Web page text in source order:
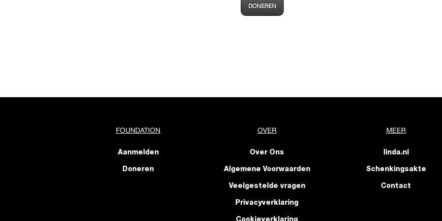
DONEREN
FOUNDATION
Aanmelden
Doneren
OVER
Over Ons
Algemene Voorwaarden
Veelgestelde vragen
Privacyverklaring
MEER
linda.nl
Schenkingsakte
Contact